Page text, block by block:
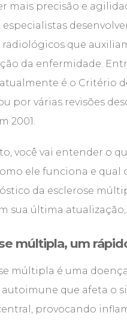
mais precisão e
especialistas
radiológicos que
da enfermidade.
é o Critério
por várias revisões
2001.
você vai entender o
ele funciona e qual
da esclerose
sua última atualização,
múltipla, um
múltipla é uma
que afeta o
provocando